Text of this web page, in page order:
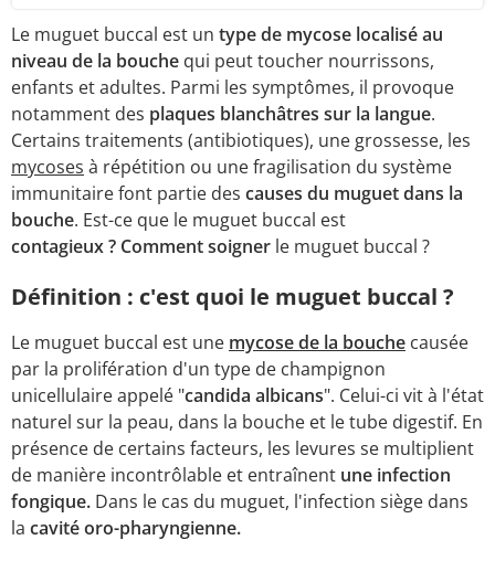
Le muguet buccal est un type de mycose localisé au
niveau de la bouche qui peut toucher nourrissons,
enfants et adultes. Parmi les symptômes, il provoque
notamment des plaques blanchâtres sur la langue.
Certains traitements (antibiotiques), une grossesse, les
mycoses à répétition ou une fragilisation du système
immunitaire font partie des causes du muguet dans la
bouche. Est-ce que le muguet buccal est
contagieux ? Comment soigner le muguet buccal ?
Définition : c'est quoi le muguet buccal ?
Le muguet buccal est une mycose de la bouche causée
par la prolifération d'un type de champignon
unicellulaire appelé "candida albicans". Celui-ci vit à l'état
naturel sur la peau, dans la bouche et le tube digestif. En
présence de certains facteurs, les levures se multiplient
de manière incontrôlable et entraînent une infection
fongique. Dans le cas du muguet, l'infection siège dans
la cavité oro-pharyngienne.